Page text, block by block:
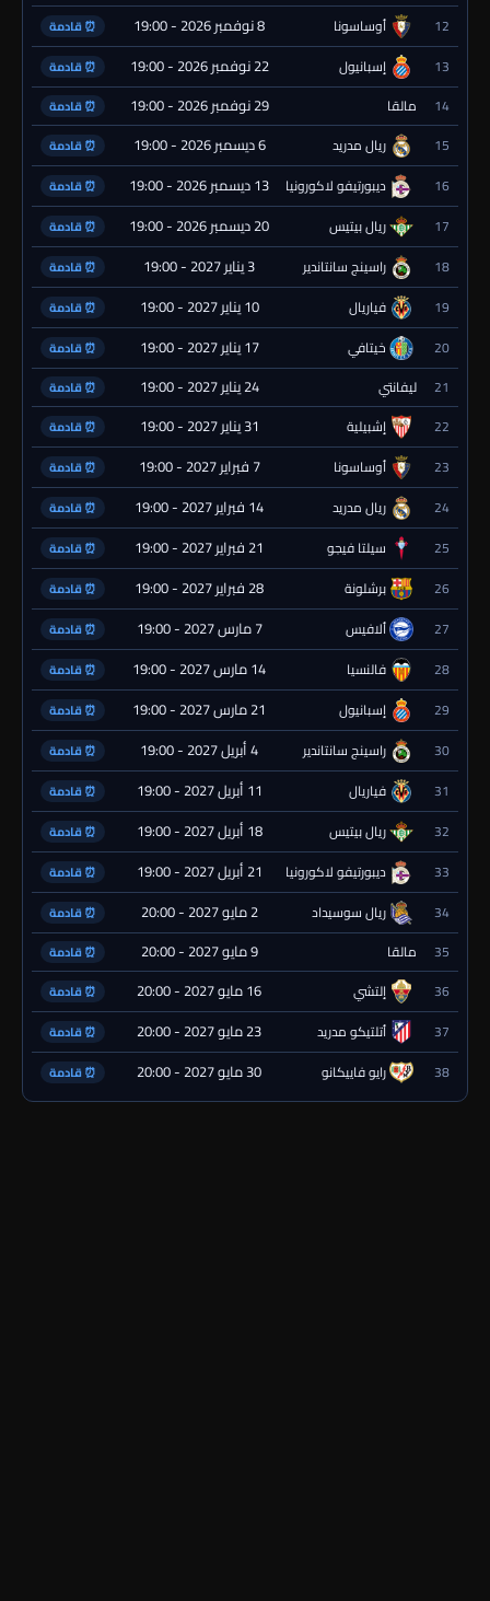
12 أوساسونا 8 نوفمبر 2026 - 19:00 ⏰ قادمة
13 إسبانيول 22 نوفمبر 2026 - 19:00 ⏰ قادمة
14 مالقا 29 نوفمبر 2026 - 19:00 ⏰ قادمة
15 ريال مدريد 6 ديسمبر 2026 - 19:00 ⏰ قادمة
16 ديبورتيفو لاكورونيا 13 ديسمبر 2026 - 19:00 ⏰ قادمة
17 ريال بيتيس 20 ديسمبر 2026 - 19:00 ⏰ قادمة
18 راسينج سانتاندير 3 يناير 2027 - 19:00 ⏰ قادمة
19 فياريال 10 يناير 2027 - 19:00 ⏰ قادمة
20 خيتافي 17 يناير 2027 - 19:00 ⏰ قادمة
21 ليفانتي 24 يناير 2027 - 19:00 ⏰ قادمة
22 إشبيلية 31 يناير 2027 - 19:00 ⏰ قادمة
23 أوساسونا 7 فبراير 2027 - 19:00 ⏰ قادمة
24 ريال مدريد 14 فبراير 2027 - 19:00 ⏰ قادمة
25 سيلتا فيجو 21 فبراير 2027 - 19:00 ⏰ قادمة
26 برشلونة 28 فبراير 2027 - 19:00 ⏰ قادمة
27 ألافيس 7 مارس 2027 - 19:00 ⏰ قادمة
28 فالنسيا 14 مارس 2027 - 19:00 ⏰ قادمة
29 إسبانيول 21 مارس 2027 - 19:00 ⏰ قادمة
30 راسينج سانتاندير 4 أبريل 2027 - 19:00 ⏰ قادمة
31 فياريال 11 أبريل 2027 - 19:00 ⏰ قادمة
32 ريال بيتيس 18 أبريل 2027 - 19:00 ⏰ قادمة
33 ديبورتيفو لاكورونيا 21 أبريل 2027 - 19:00 ⏰ قادمة
34 ريال سوسيداد 2 مايو 2027 - 20:00 ⏰ قادمة
35 مالقا 9 مايو 2027 - 20:00 ⏰ قادمة
36 إلتشي 16 مايو 2027 - 20:00 ⏰ قادمة
37 أتلتيكو مدريد 23 مايو 2027 - 20:00 ⏰ قادمة
38 رايو فاييكانو 30 مايو 2027 - 20:00 ⏰ قادمة